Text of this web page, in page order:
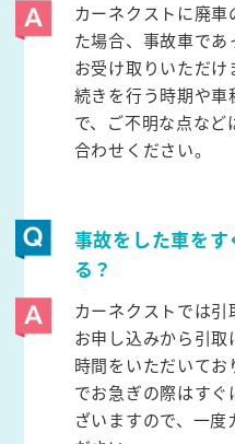
カーネクストに廃
た場合、事故車であ
お受け取りいただ
続きを行う時期や車
で、ご不明な点な
合わせください。
事故をした車を
る？
カーネクストでは引
お申し込みから引
時間をいただいて
でお急ぎの際はす
ざいますので、一度